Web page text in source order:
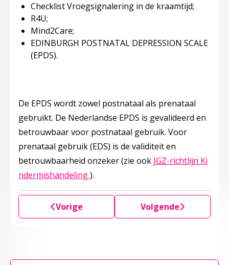
Checklist Vroegsignalering in de kraamtijd;
R4U;
Mind2Care;
EDINBURGH POSTNATAL DEPRESSION SCALE
(EPDS).
De EPDS wordt zowel postnataal als prenataal
gebruikt. De Nederlandse EPDS is gevalideerd en
betrouwbaar voor postnataal gebruik. Voor
prenataal gebruik (EDS) is de validiteit en
betrouwbaarheid onzeker (zie ook JGZ-richtlijn Ki
ndermishandelingDeze linkt opent in een nieuw
).
Vorige Volgende